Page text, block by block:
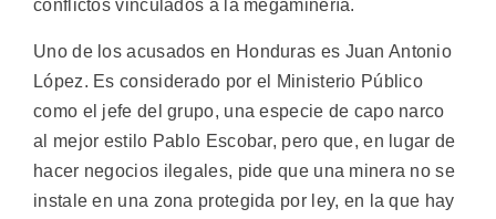
conflictos vinculados a la megaminería.
Uno de los acusados en Honduras es Juan Antonio
López. Es considerado por el Ministerio Público
como el jefe del grupo, una especie de capo narco
al mejor estilo Pablo Escobar, pero que, en lugar de
hacer negocios ilegales, pide que una minera no se
instale en una zona protegida por ley, en la que hay